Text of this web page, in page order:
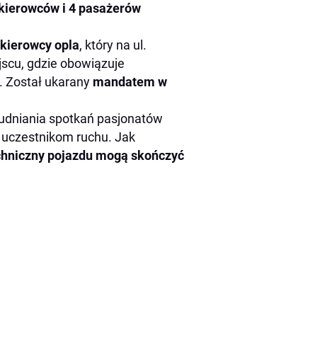
i 4 pasażerów
opla, który na ul.
gdzie obowiązuje
ukarany mandatem w
spotkań pasjonatów
ruchu. Jak
pojazdu mogą skończyć